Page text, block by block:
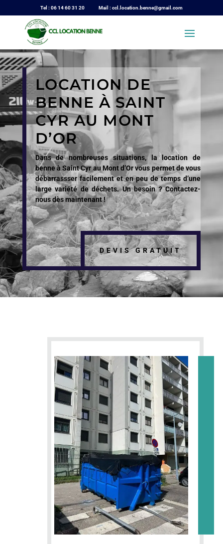
Tel : 06 14 60 31 20 Mail : ccl.location.benne@gmail.com
LOCATION DE
BENNE À SAINT
CYR AU MONT
D’OR
Dans de nombreuses situations, la location de
benne à Saint Cyr au Mont d’Or vous permet de vous
débarrassser facilement et en peu de temps d’une
large variété de déchets. Un besoin ? Contactez-
nous dès maintenant !
DEVIS GRATUIT